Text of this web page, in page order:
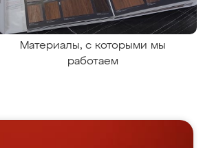
Материалы, с которыми мы
работаем